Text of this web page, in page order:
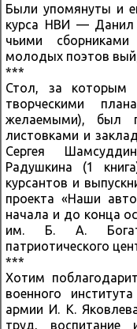
Были упомянуты и
курса НВИ — Данил
чьими
молодых поэтов
***
Стол, за которым
творческими
желаемыми), был
листовками и
Сергея
Радушкина (1
курсантов и
проекта «Наши
начала и до конца
им. Б. А.
патриотического
***
Хотим
военного
армии И. К.
труд, воспитание